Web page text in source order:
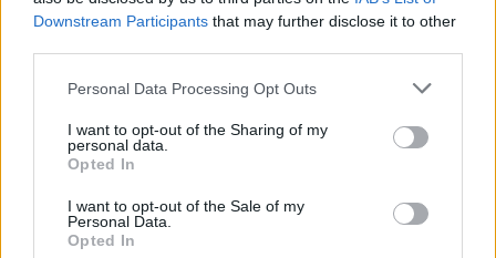
Downstream Participants that may further disclose it to other
Please note that this website/app uses one or more Google
not limited to your visit or usage behaviour. You may click to
grant or deny consent to Google and its third-party tags to
use your data for below specified purposes in below Google
consent section.
Personal Data Processing Opt Outs
I want to opt-out of the Sharing of my
personal data.
Opted In
I want to opt-out of the Sale of my
Personal Data.
Opted In
NECROLOGIE
Mario Malu
Paolo Pinna